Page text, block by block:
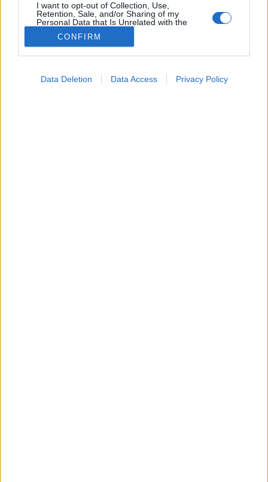
I want to opt-out of Collection, Use,
Retention, Sale, and/or Sharing of my
Personal Data that Is Unrelated with the
Purposes for which it was collected.
Opted Out
CONFIRM
Data Deletion Data Access Privacy Policy
2026. május 31. 12:28
Küldés Küldés Messengeren